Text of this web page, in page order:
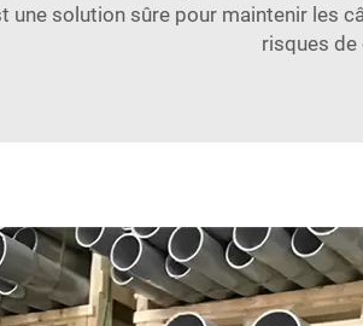
une solution sûre pour maintenir les
risques